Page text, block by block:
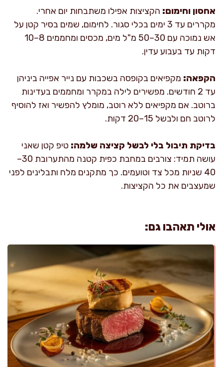
אחסון וחימום: הקציצות אפילו משתבחות יום אחרי.
מקררים עד 3 ימים בכלי סגור. לחימום, שמים בסיר קטן על
אש נמוכה עם 30–50 מ"ל מים, מכסים ומחממים 8–10
דקות עד בעבוע עדין.
הקפאה: מקפיאים בקופסה בשכבות עם נייר אפייה ביניהן
עד 2 חודשים. מפשירים לילה במקרר ומחממים בעדינות
ברוטב. אם מקפיאים ללא רוטב, מומלץ להפשיר ואז להוסיף
לרוטב חם ולבשל 15–20 דקות.
בדיקת תיבול בלי לבשל קציצה שלמה: טיפ קטן שאני
עושה תמיד: צורבים במחבת כפית קטנה מהתערובת 30–
40 שניות מכל צד וטועמים. כך מתקנים מלח ותבלינים לפני
שמעצבים את כל הקציצות.
אולי תאהבו גם: